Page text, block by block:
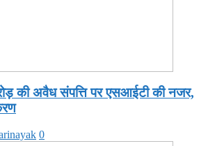
की अवैध संपत्ति पर एसआईटी की नजर,
0